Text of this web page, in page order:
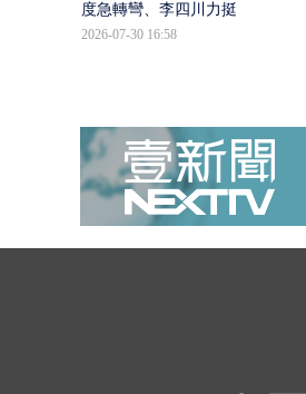
度急轉彎、李四川力挺
2026-07-30 16:58